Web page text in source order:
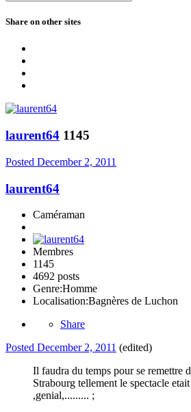
Share on other sites
laurent64 1145
Posted December 2, 2011
laurent64
Caméraman
Membres
1145
4692 posts
Genre:Homme
Localisation:Bagnères de Luchon
Share
Posted December 2, 2011 (edited)
Il faudra du temps pour se remettre
Strabourg tellement le spectacle
,genial,......... ;